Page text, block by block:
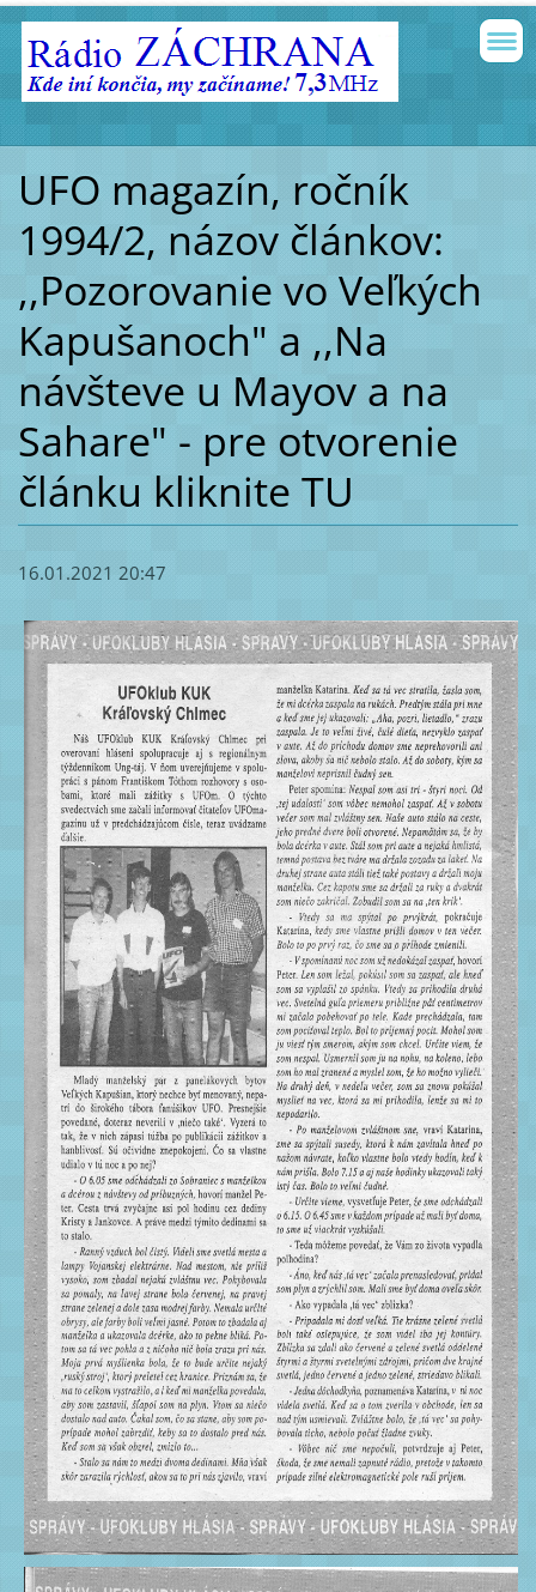
UFO magazín, ročník
1994/2, názov článkov:
,,Pozorovanie vo Veľkých
Kapušanoch" a ,,Na
návšteve u Mayov a na
Sahare" - pre otvorenie
článku kliknite TU
16.01.2021 20:47